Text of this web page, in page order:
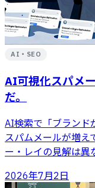
AI・SEO
AI可視化スパメ
だ。
AI検索で「ブランド
スパムメールが増え
ー・レイの見解は異
2026年7月2日